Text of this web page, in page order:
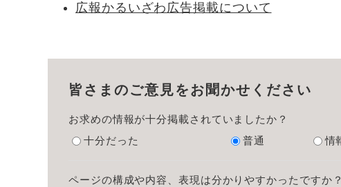
広報かるいざわ広告掲載について
皆さまのご意見をお聞かせください
お求めの情報が十分掲載されていましたか？
十分だった
普通 情
ページの構成や内容、表現は分かりやすかったですか